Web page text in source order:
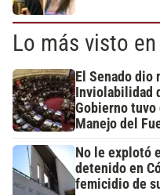
Lo más visto
El Senado dio
Inviolabilidad
Gobierno tuvo
Manejo del
No le explotó
detenido en
femicidio de